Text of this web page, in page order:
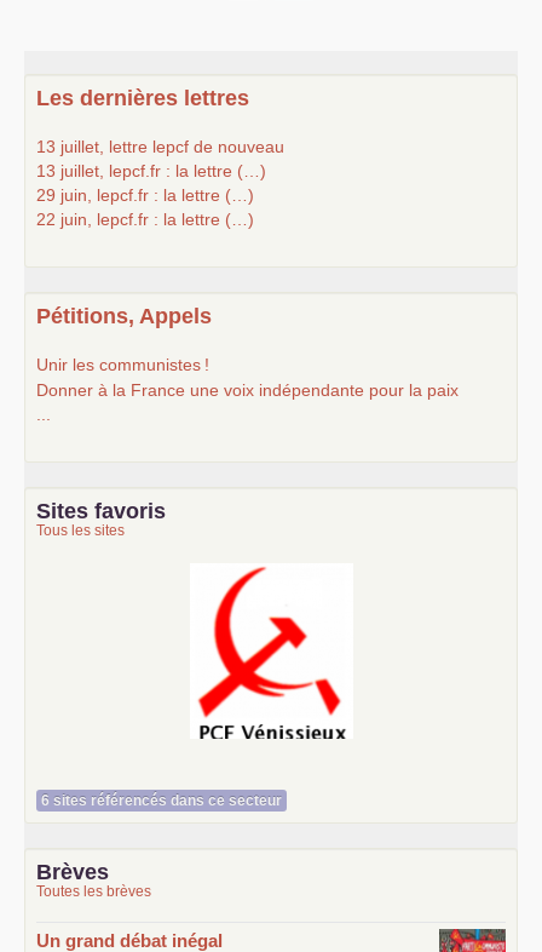
Les dernières lettres
13 juillet, lettre lepcf de nouveau
13 juillet, lepcf.fr : la lettre (…)
29 juin, lepcf.fr : la lettre (…)
22 juin, lepcf.fr : la lettre (…)
Pétitions, Appels
Unir les communistes !
Donner à la France une voix indépendante pour la paix
Sites favoris
Tous les sites
Le Vénissian
6 sites référencés dans ce secteur
Brèves
Toutes les brèves
Un grand débat inégal